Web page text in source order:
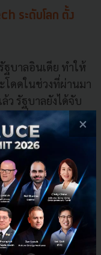
ระดับโลก ตั้ง
บาลอินเดีย ทำให้
โดดในช่วงที่ผ่านมา
ว รัฐบาลยังได้จับ
เพื่อทำโปรแกรม
วยงาน Invest
ภายใต้ภารกิจ
นเดียใหม่
for New India’s
วยให้ Startup ใน
×